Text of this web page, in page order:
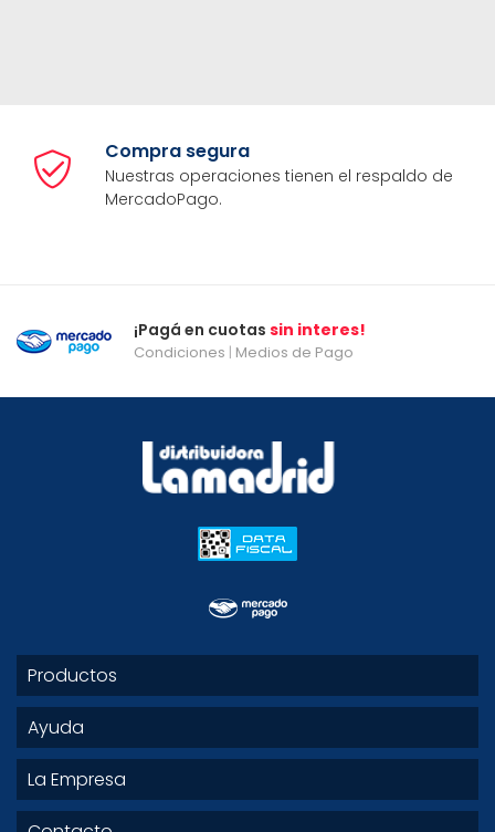
Compra segura
Nuestras operaciones tienen el respaldo de
MercadoPago.
¡Pagá en cuotas sin interes!
Condiciones | Medios de Pago
Productos
Ayuda
La Empresa